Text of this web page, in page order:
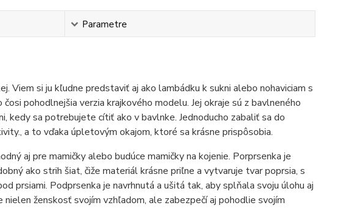
Parametre
Viem si ju kľudne predstaviť aj ako lambádku k sukni alebo nohaviciam s
pohodlnejšia verzia krajkového modelu. Jej okraje sú z bavlneného
sa potrebujete cítiť ako v bavlnke. Jednoducho zabaliť sa do
a to vďaka úpletovým okajom, ktoré sa krásne prispôsobia.
aj pre mamičky alebo budúce mamičky na kojenie. Porprsenka je
ako strih šiat, čiže materiál krásne priľne a vytvaruje tvar poprsia, s
prsiami. Podprsenka je navrhnutá a ušitá tak, aby splňala svoju úlohu aj
ženskosť svojím vzhľadom, ale zabezpečí aj pohodlie svojím